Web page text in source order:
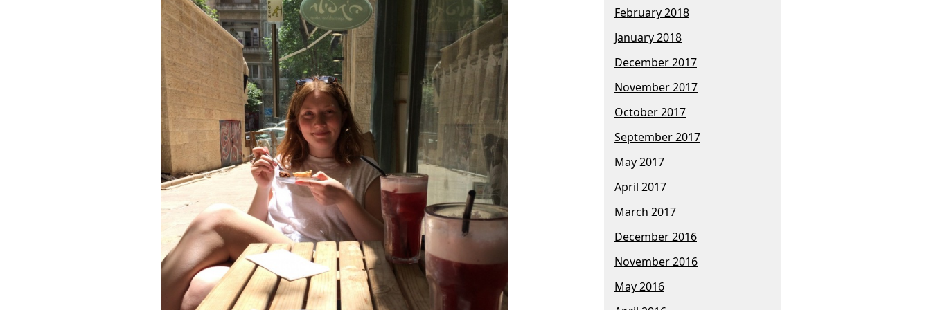
February 2018
January 2018
December 2017
November 2017
October 2017
September 2017
May 2017
April 2017
March 2017
December 2016
November 2016
May 2016